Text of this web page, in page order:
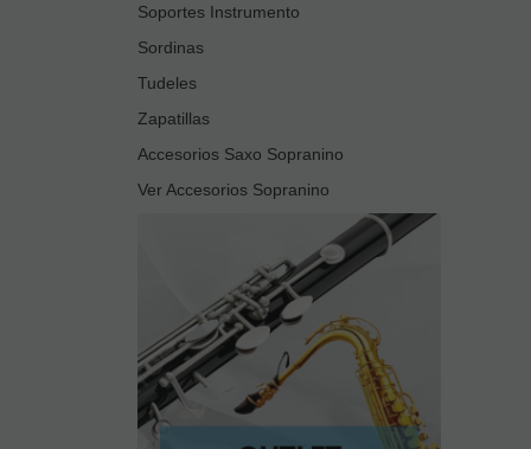
Soportes Instrumento
Sordinas
Tudeles
Zapatillas
Accesorios Saxo Sopranino
Ver Accesorios Sopranino